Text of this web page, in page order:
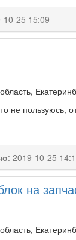
10-25 15:09
не пользуюсь,
: 2019-10-25
на